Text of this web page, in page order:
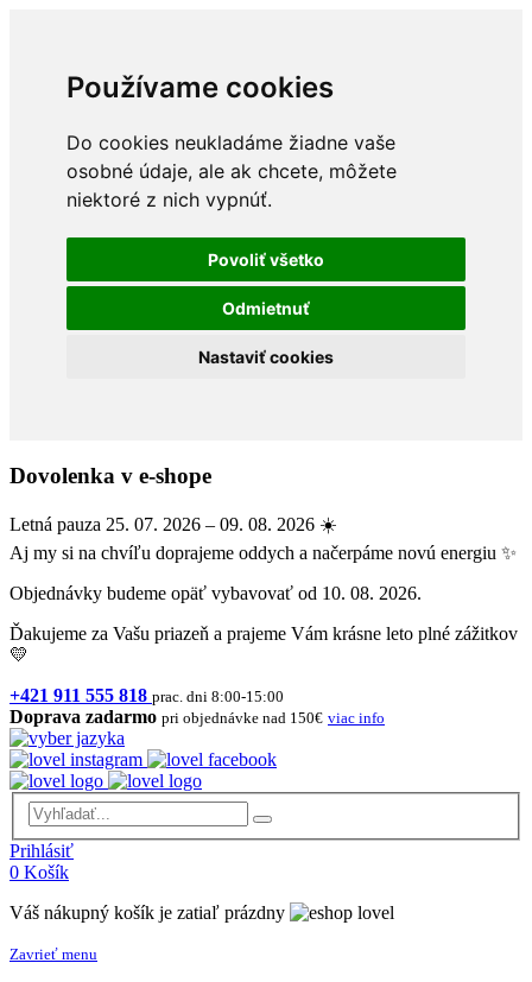
Používame cookies
Do cookies neukladáme žiadne vaše
osobné údaje, ale ak chcete, môžete
niektoré z nich vypnúť.
Povoliť všetko
Odmietnuť
Nastaviť cookies
Dovolenka v e-shope
Letná pauza 25. 07. 2026 – 09. 08. 2026 ☀️
Aj my si na chvíľu doprajeme oddych a načerpáme novú energiu ✨
Objednávky budeme opäť vybavovať od 10. 08. 2026.
Ďakujeme za Vašu priazeň a prajeme Vám krásne leto plné zážitkov
💛
+421 911 555 818 prac. dni 8:00-15:00
Doprava zadarmo pri objednávke nad 150€ viac info
Prihlásiť
0 Košík
Váš nákupný košík je zatiaľ prázdny
Zavrieť menu